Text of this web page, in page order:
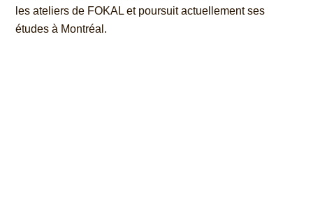
les ateliers de FOKAL et poursuit actuellement ses
études à Montréal.